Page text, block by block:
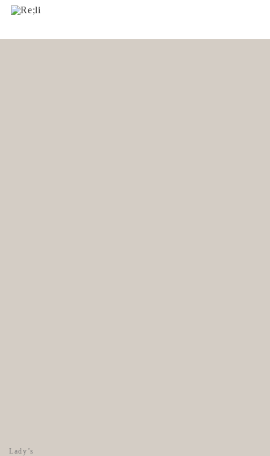
Lady’s